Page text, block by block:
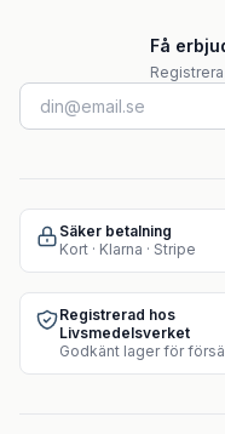
Få
Säker betalning
Kort · Klarna · Stripe
Registrerad hos
Livsmedelsverket